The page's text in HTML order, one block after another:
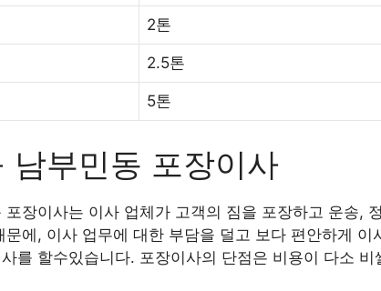
2톤
2.5톤
5톤
남부민동 포장이사
포장이사는 이사 업체가 고객의 짐을 포장하고 운송,
문에, 이사 업무에 대한 부담을 덜고 보다 편안하게
를 할수있습니다. 포장이사의 단점은 비용이 다소 비